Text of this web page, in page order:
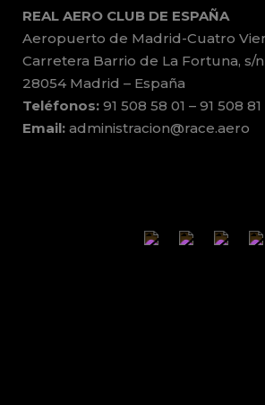
REAL AERO CLUB DE ESPAÑA
Aeropuerto de Madrid-Cuatro
Carretera Barrio de La Fortuna, s/n
28054 Madrid – España
Teléfonos: 91 508 58 01 – 91 508 81
Email: administracion@race.aero